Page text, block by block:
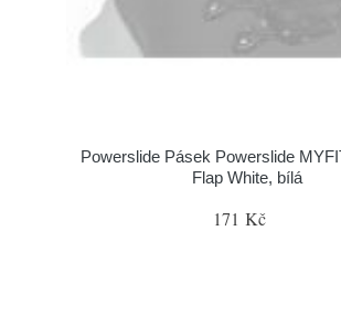
Powerslide Pásek Powerslide
Flap White, bílá
171 Kč